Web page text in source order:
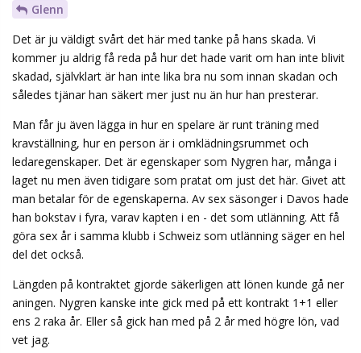
Glenn
Det är ju väldigt svårt det här med tanke på hans skada. Vi
kommer ju aldrig få reda på hur det hade varit om han inte blivit
skadad, självklart är han inte lika bra nu som innan skadan och
således tjänar han säkert mer just nu än hur han presterar.
Man får ju även lägga in hur en spelare är runt träning med
kravställning, hur en person är i omklädningsrummet och
ledaregenskaper. Det är egenskaper som Nygren har, många i
laget nu men även tidigare som pratat om just det här. Givet att
man betalar för de egenskaperna. Av sex säsonger i Davos hade
han bokstav i fyra, varav kapten i en - det som utlänning. Att få
göra sex år i samma klubb i Schweiz som utlänning säger en hel
del det också.
Längden på kontraktet gjorde säkerligen att lönen kunde gå ner
aningen. Nygren kanske inte gick med på ett kontrakt 1+1 eller
ens 2 raka år. Eller så gick han med på 2 år med högre lön, vad
vet jag.